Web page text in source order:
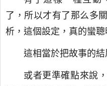
了，所以才有了那么多
析，這個設定，真的蠻聰
這相當於把故事的
或者更準確點來說